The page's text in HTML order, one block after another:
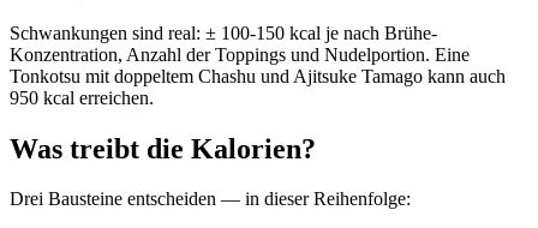
Schwankungen sind real: ± 100-150 kcal je nach Brühe-
Konzentration, Anzahl der Toppings und Nudelportion. Eine
Tonkotsu mit doppeltem Chashu und Ajitsuke Tamago kann auch
950 kcal erreichen.
Was treibt die Kalorien?
Drei Bausteine entscheiden — in dieser Reihenfolge: